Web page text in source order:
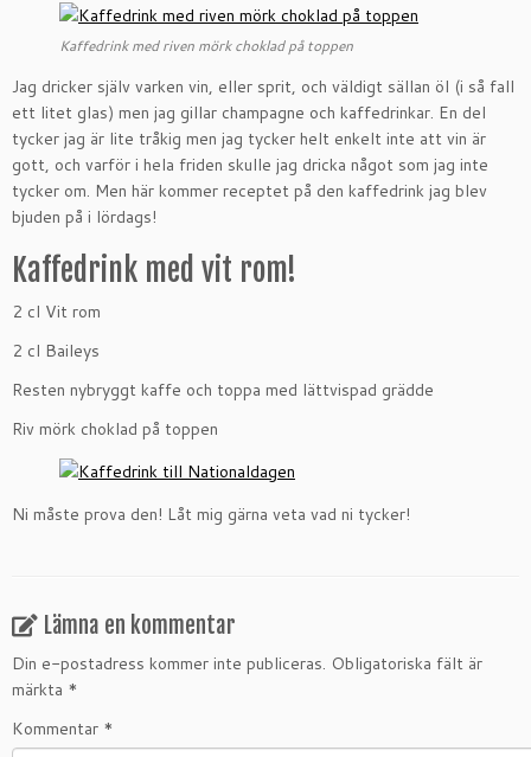
Kaffedrink med riven mörk choklad på toppen
Jag dricker själv varken vin, eller sprit, och väldigt sällan öl (i så fall
ett litet glas) men jag gillar champagne och kaffedrinkar. En del
tycker jag är lite tråkig men jag tycker helt enkelt inte att vin är
gott, och varför i hela friden skulle jag dricka något som jag inte
tycker om. Men här kommer receptet på den kaffedrink jag blev
bjuden på i lördags!
Kaffedrink med vit rom!
2 cl Vit rom
2 cl Baileys
Resten nybryggt kaffe och toppa med lättvispad grädde
Riv mörk choklad på toppen
Ni måste prova den! Låt mig gärna veta vad ni tycker!
Lämna en kommentar
Din e-postadress kommer inte publiceras. Obligatoriska fält är
märkta *
Kommentar *